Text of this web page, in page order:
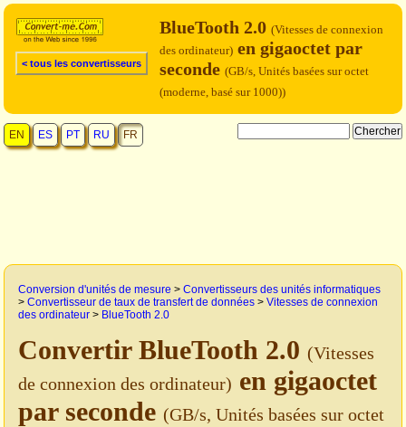
< tous les convertisseurs
BlueTooth 2.0 (Vitesses de connexion
des ordinateur) en gigaoctet par
seconde (GB/s, Unités basées sur octet
(moderne, basé sur 1000))
EN ES PT RU FR
Conversion d'unités de mesure > Convertisseurs des unités informatiques
> Convertisseur de taux de transfert de données > Vitesses de connexion
des ordinateur > BlueTooth 2.0
Convertir BlueTooth 2.0 (Vitesses
de connexion des ordinateur) en gigaoctet
par seconde (GB/s, Unités basées sur octet